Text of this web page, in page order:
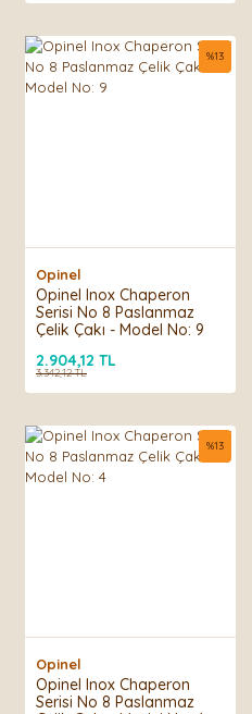
Opinel
Opinel Inox Chaperon
Serisi No 8 Paslanmaz
Çelik Çakı - Model No: 9
%13
2.904,12 TL
3.342,12 TL
Opinel
Opinel Inox Chaperon
Serisi No 8 Paslanmaz
%13